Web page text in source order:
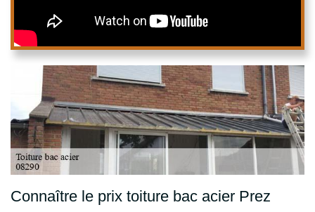
Connaître le prix toiture bac acier Prez